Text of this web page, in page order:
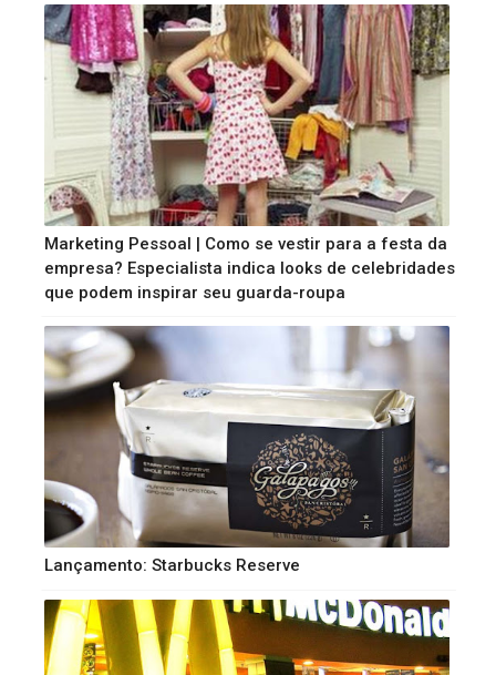
Marketing Pessoal | Como se vestir para a festa da
empresa? Especialista indica looks de celebridades
que podem inspirar seu guarda-roupa
Lançamento: Starbucks Reserve